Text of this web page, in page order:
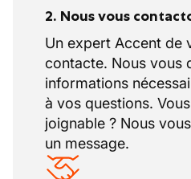
2. Nous vous
Un expert Accent de
contacte. Nous vous
informations
à vos questions. Vous
joignable ? Nous
un message.